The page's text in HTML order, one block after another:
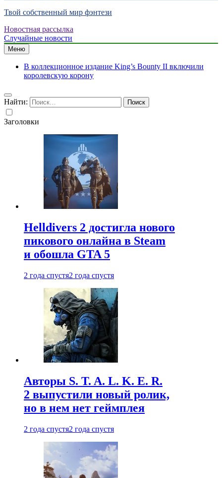
Твой собственный мир фэнтези
Новостная рассылка
Случайные новости
Меню
В коллекционное издание King’s Bounty II включили
королевскую корону
Найти:
Заголовки
Helldivers 2 достигла нового
пикового онлайна в Steam
и обошла GTA 5
2 года спустя2 года спустя
Авторы S. T. A. L. K. E. R.
2 выпустили новый ролик,
но в нем нет геймплея
2 года спустя2 года спустя